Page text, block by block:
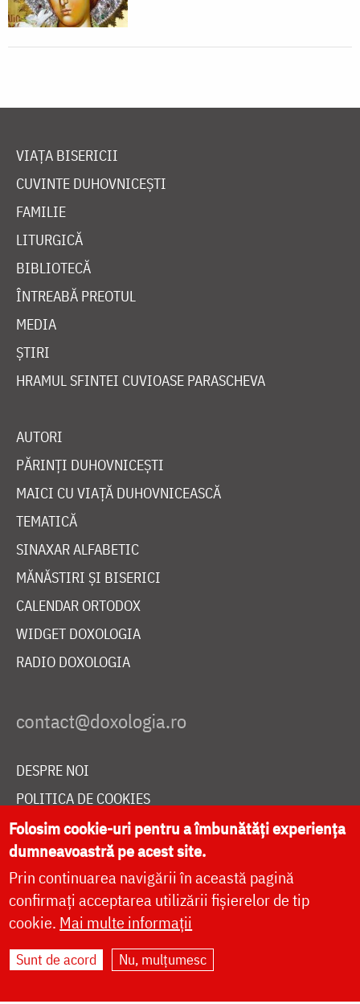
VIAȚA BISERICII
CUVINTE DUHOVNICEȘTI
FAMILIE
LITURGICĂ
BIBLIOTECĂ
ÎNTREABĂ PREOTUL
MEDIA
ȘTIRI
HRAMUL SFINTEI CUVIOASE PARASCHEVA
AUTORI
PĂRINȚI DUHOVNICEȘTI
MAICI CU VIAȚĂ DUHOVNICEASCĂ
TEMATICĂ
SINAXAR ALFABETIC
MĂNĂSTIRI ȘI BISERICI
CALENDAR ORTODOX
WIDGET DOXOLOGIA
RADIO DOXOLOGIA
DESPRE NOI
POLITICA DE COOKIES
DONEAZĂ ONLINE PENTRU CATEDRALA NAȚIONALĂ
LIVE
Site dezvoltat deDOXOLOGIA MEDIA
Folosim cookie-uri pentru a îmbunătăți experiența
dumneavoastră pe acest site.
Prin continuarea navigării în această pagină
confirmați acceptarea utilizării fișierelor de tip
cookie. Mai multe informații
Sunt de acord Nu, mulțumesc